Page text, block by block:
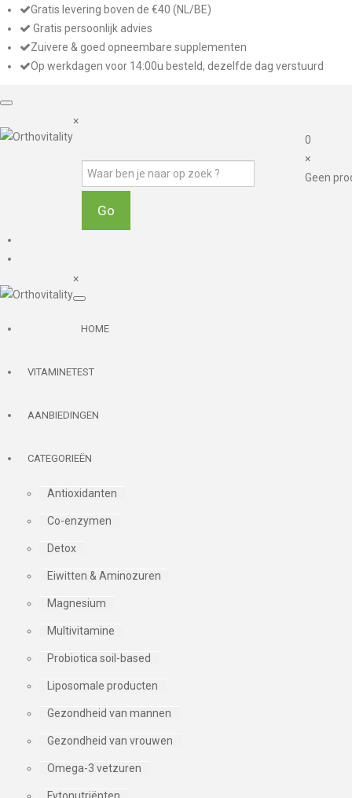
Gratis levering boven de €40 (NL/BE)
Gratis persoonlijk advies
Zuivere & goed opneembare supplementen
Op werkdagen voor 14:00u besteld, dezelfde dag verstuurd
×
0
×
Geen
×
HOME
VITAMINETEST
AANBIEDINGEN
CATEGORIEËN
Antioxidanten
Co-enzymen
Detox
Eiwitten & Aminozuren
Magnesium
Multivitamine
Probiotica soil-based
Liposomale producten
Gezondheid van mannen
Gezondheid van vrouwen
Omega-3 vetzuren